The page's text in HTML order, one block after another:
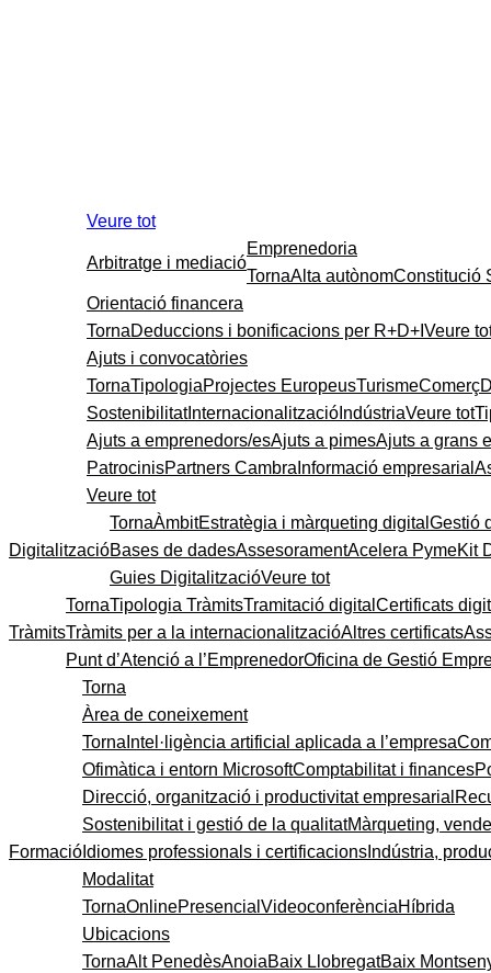
Veure tot
Arbitratge i mediació
Emprenedoria
TornaAlta autònomConstitució
Orientació financera
TornaDeduccions i bonificacions per R+D+I Veure
Ajuts i convocatòries
TornaTipologiaProjectes EuropeusTurismeComerç
SostenibilitatInternacionalització IndústriaVeure tot
Ajuts a emprenedors/esAjuts a pimesAjuts a grans
PatrocinisPartners Cambra Informació empresarial
Veure tot
Digitalització
TornaÀmbitEstratègia i màrqueting digital Gestió
Bases de dadesAssesoramentAcelera PymeKit
Guies DigitalitzacióVeure tot
Tràmits
TornaTipologia TràmitsTramitació digital Certificats
Tràmits per a la internacionalitzacióAltres certificats
Punt d’Atenció a l’EmprenedorOficina de Gestió
Formació
Torna
Àrea de coneixement
Torna Intel·ligència artificial aplicada a l’empresa
Ofimàtica i entorn MicrosoftComptabilitat i finances
Direcció, organització i productivitat empresarial
Sostenibilitat i gestió de la qualitatMàrqueting,
Idiomes professionals i certificacions Indústria,
Modalitat
TornaOnlinePresencial VideoconferènciaHíbrida
Ubicacions
TornaAlt PenedèsAnoiaBaix LlobregatBaix